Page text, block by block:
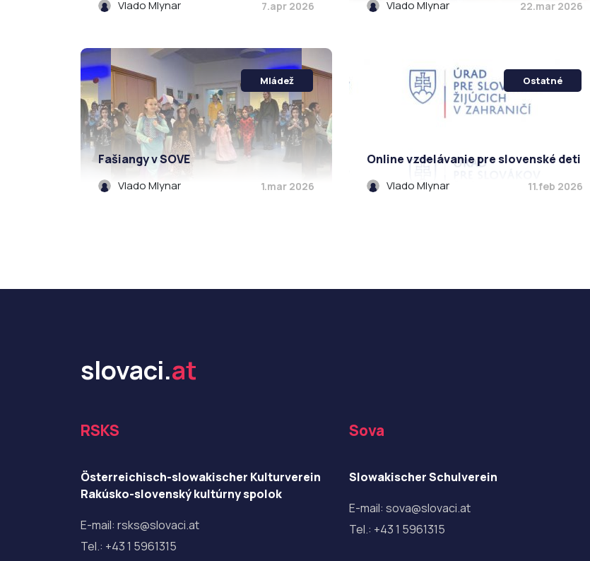
Vlado Mlynar 7.apr 2026 Vlado Mlynar 22.mar 2026
Mládež
Fašiangy v SOVE
Vlado Mlynar 1.mar 2026
Ostatné
Online vzdelávanie pre slovenské deti
Vlado Mlynar 11.feb 2026
slovaci.at
RSKS
Österreichisch-slowakischer Kulturverein
Rakúsko-slovenský kultúrny spolok
E-mail: rsks@slovaci.at
Tel.: +43 1 5961315
Sova
Slowakischer Schulverein
E-mail: sova@slovaci.at
Tel.: +43 1 5961315